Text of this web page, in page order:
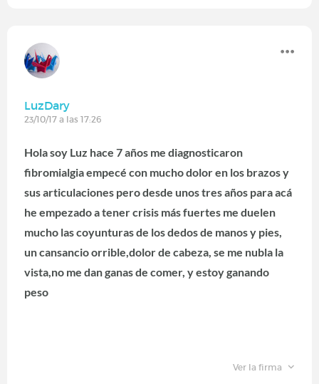
LuzDary
23/10/17 a las 17:26
Hola soy Luz hace 7 años me diagnosticaron
fibromialgia empecé con mucho dolor en los brazos y
sus articulaciones pero desde unos tres años para acá
he empezado a tener crisis más fuertes me duelen
mucho las coyunturas de los dedos de manos y pies,
un cansancio orrible,dolor de cabeza, se me nubla la
vista,no me dan ganas de comer, y estoy ganando
peso
Ver la firma